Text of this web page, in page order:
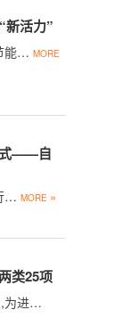
新活力”
能… MORE
式——自
… MORE »
类25项
,为进…